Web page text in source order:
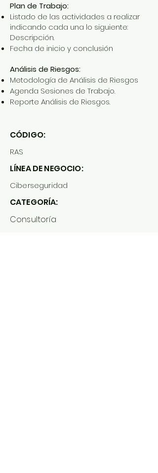
Plan de Trabajo:
Listado de las actividades a realizar
indicando cada una lo siguiente:
Descripción.
Fecha de inicio y conclusión
Análisis de Riesgos:
Metodología de Análisis de Riesgos
Agenda Sesiones de Trabajo.
Reporte Análisis de Riesgos.
CÓDIGO:
RAS
LÍNEA DE NEGOCIO:
Ciberseguridad
CATEGORÍA:
Consultoría